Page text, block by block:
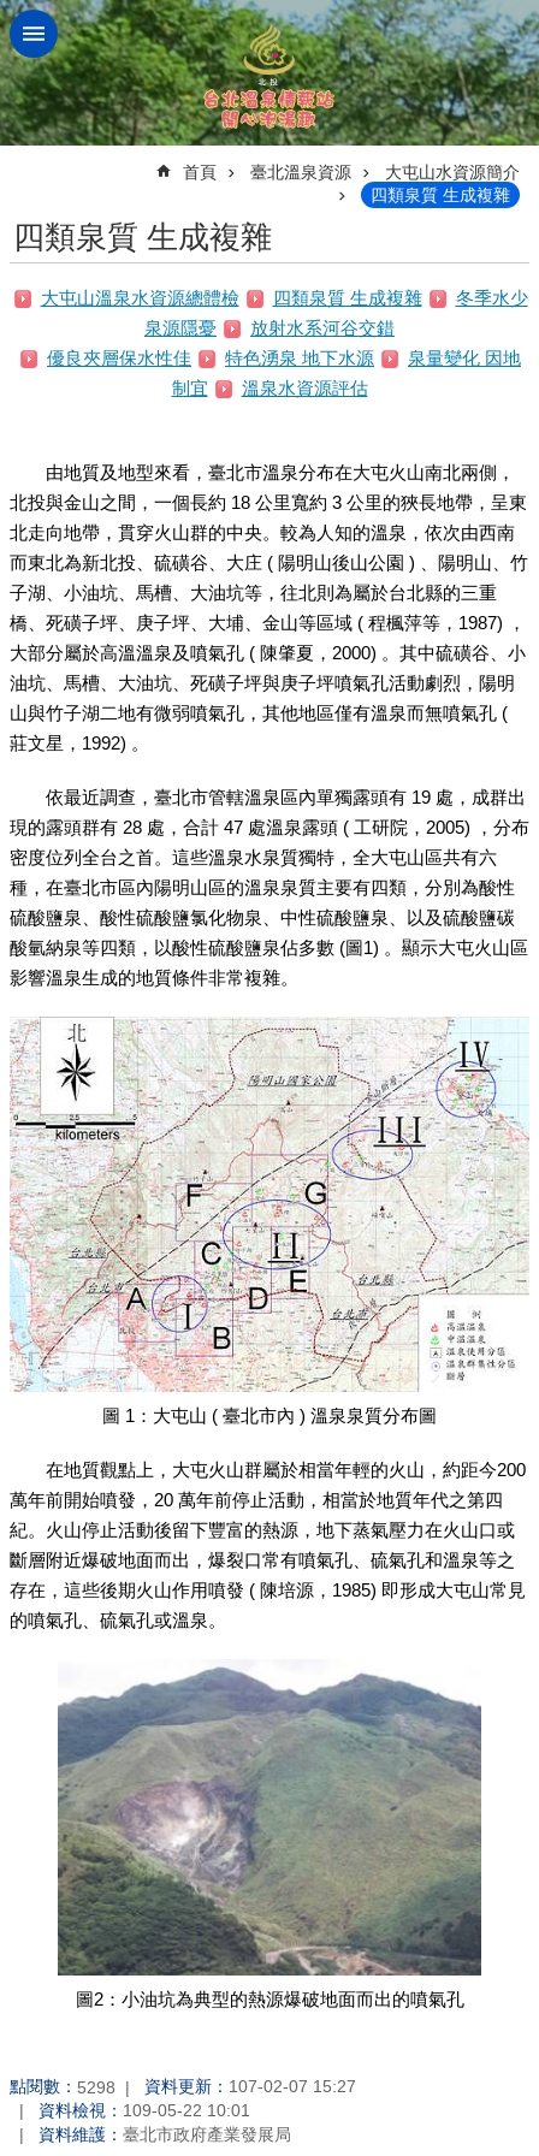
跳到主要內容區塊
首頁 臺北溫泉資源
大屯山水資源簡介
四類泉質 生成複雜
四類泉質 生成複雜
大屯山溫泉水資源總體檢 四類泉質 生成複雜
冬季水少
泉源隱憂
放射水系河谷交錯
優良夾層保水性佳
特色湧泉 地下水源
泉量變化 因地
制宜
溫泉水資源評估
由地質及地型來看，臺北市溫泉分布在大屯火山南北兩側，
北投與金山之間，一個長約 18 公里寬約 3 公里的狹長地帶，呈東
北走向地帶，貫穿火山群的中央。較為人知的溫泉，依次由西南
而東北為新北投、硫磺谷、大庄 ( 陽明山後山公園 ) 、陽明山、竹
子湖、小油坑、馬槽、大油坑等，往北則為屬於台北縣的三重
橋、死磺子坪、庚子坪、大埔、金山等區域 ( 程楓萍等，1987) ，
大部分屬於高溫溫泉及噴氣孔 ( 陳肇夏，2000) 。其中硫磺谷、小
油坑、馬槽、大油坑、死磺子坪與庚子坪噴氣孔活動劇烈，陽明
山與竹子湖二地有微弱噴氣孔，其他地區僅有溫泉而無噴氣孔 (
莊文星，1992) 。
依最近調查，臺北市管轄溫泉區內單獨露頭有 19 處，成群出
現的露頭群有 28 處，合計 47 處溫泉露頭 ( 工研院，2005) ，分布
密度位列全台之首。這些溫泉水泉質獨特，全大屯山區共有六
種，在臺北市區內陽明山區的溫泉泉質主要有四類，分別為酸性
硫酸鹽泉、酸性硫酸鹽氯化物泉、中性硫酸鹽泉、以及硫酸鹽碳
酸氫納泉等四類，以酸性硫酸鹽泉佔多數 (圖1) 。顯示大屯火山區
影響溫泉生成的地質條件非常複雜。
圖 1：大屯山 ( 臺北市內 ) 溫泉泉質分布圖
在地質觀點上，大屯火山群屬於相當年輕的火山，約距今200
萬年前開始噴發，20 萬年前停止活動，相當於地質年代之第四
紀。火山停止活動後留下豐富的熱源，地下蒸氣壓力在火山口或
斷層附近爆破地面而出，爆裂口常有噴氣孔、硫氣孔和溫泉等之
存在，這些後期火山作用噴發 ( 陳培源，1985) 即形成大屯山常見
的噴氣孔、硫氣孔或溫泉。
圖2：小油坑為典型的熱源爆破地面而出的噴氣孔
點閱數： 5298 資料更新： 107-02-07 15:27
資料檢視： 109-05-22 10:01
資料維護： 臺北市政府產業發展局